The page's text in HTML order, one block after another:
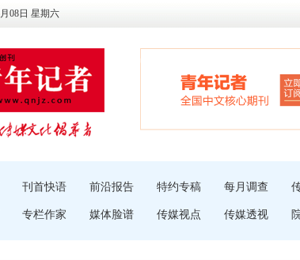
08日 星期六
刊首快语 前沿报告 特约专稿 每月调查
专栏作家 媒体脸谱 传媒视点 传媒透视